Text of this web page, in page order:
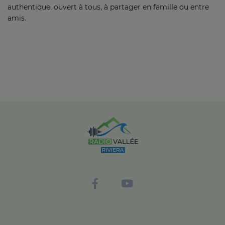
authentique, ouvert à tous, à partager en famille ou entre
amis.